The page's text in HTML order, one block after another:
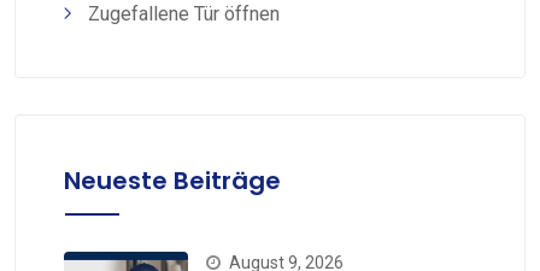
Zugefallene Tür öffnen
Neueste Beiträge
August 9, 2026